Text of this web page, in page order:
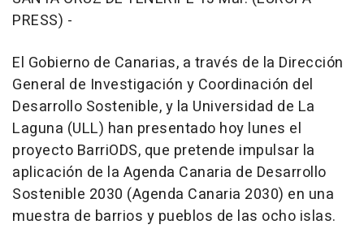
PRESS) -
El Gobierno de Canarias, a través de la Dirección
General de Investigación y Coordinación del
Desarrollo Sostenible, y la Universidad de La
Laguna (ULL) han presentado hoy lunes el
proyecto BarriODS, que pretende impulsar la
aplicación de la Agenda Canaria de Desarrollo
Sostenible 2030 (Agenda Canaria 2030) en una
muestra de barrios y pueblos de las ocho islas.